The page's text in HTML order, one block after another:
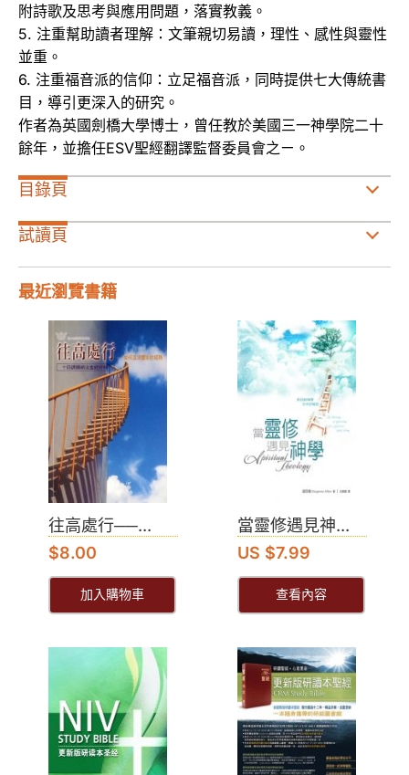
附詩歌及思考與應用問題，落實教義。
5. 注重幫助讀者理解：文筆親切易讀，理性、感性與靈性
並重。
6. 注重福音派的信仰：立足福音派，同時提供七大傳統書
目，導引更深入的研究。
作者為英國劍橋大學博士，曾任教於美國三一神學院二十
餘年，並擔任ESV聖經翻譯監督委員會之ㄧ。
目錄頁
試讀頁
最近瀏覽書籍
往高處行──...
$8.00
加入購物車
當靈修遇見神...
US $7.99
查看內容